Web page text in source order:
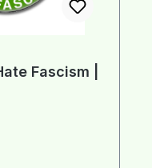
Fascism |